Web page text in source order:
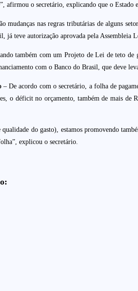
afirmou o secretário, explicando que o Estado
mudanças nas regras tributárias de alguns
já teve autorização aprovada pela Assembleia
também com um Projeto de Lei de teto de
com o Banco do Brasil, que deve
– De acordo com o secretário, a folha de
o déficit no orçamento, também de mais de
do gasto), estamos promovendo
explicou o secretário.